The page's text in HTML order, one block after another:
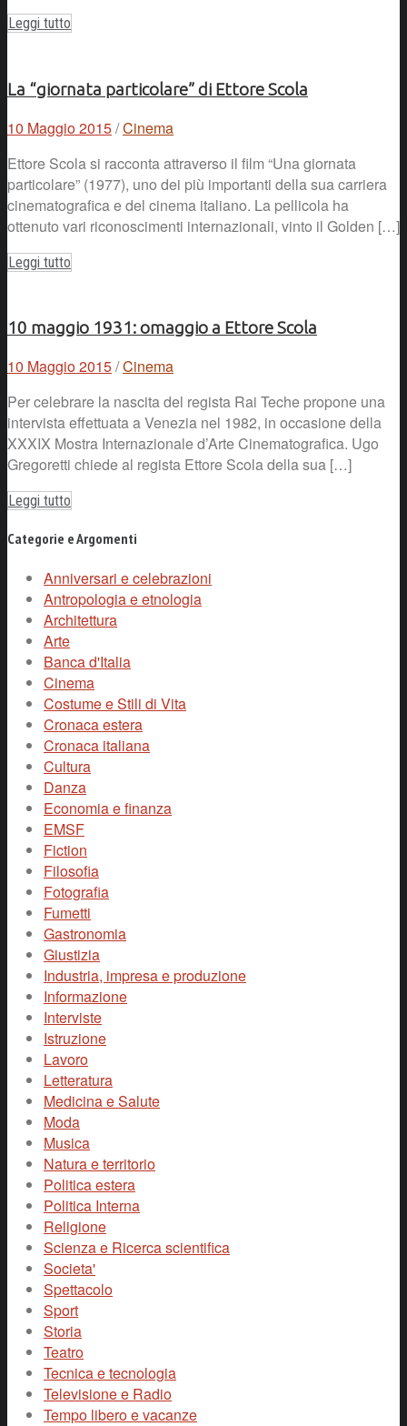
Leggi tutto
La “giornata particolare” di Ettore Scola
10 Maggio 2015/Cinema
Ettore Scola si racconta attraverso il film “Una giornata
particolare” (1977), uno dei più importanti della sua carriera
cinematografica e del cinema italiano. La pellicola ha
ottenuto vari riconoscimenti internazionali, vinto il Golden […]
Leggi tutto
10 maggio 1931: omaggio a Ettore Scola
10 Maggio 2015/Cinema
Per celebrare la nascita del regista Rai Teche propone una
intervista effettuata a Venezia nel 1982, in occasione della
XXXIX Mostra Internazionale d’Arte Cinematografica. Ugo
Gregoretti chiede al regista Ettore Scola della sua […]
Leggi tutto
Categorie e Argomenti
Anniversari e celebrazioni
Antropologia e etnologia
Architettura
Arte
Banca d'Italia
Cinema
Costume e Stili di Vita
Cronaca estera
Cronaca italiana
Cultura
Danza
Economia e finanza
EMSF
Fiction
Filosofia
Fotografia
Fumetti
Gastronomia
Giustizia
Industria, impresa e produzione
Informazione
Interviste
Istruzione
Lavoro
Letteratura
Medicina e Salute
Moda
Musica
Natura e territorio
Politica estera
Politica Interna
Religione
Scienza e Ricerca scientifica
Societa'
Spettacolo
Sport
Storia
Teatro
Tecnica e tecnologia
Televisione e Radio
Tempo libero e vacanze